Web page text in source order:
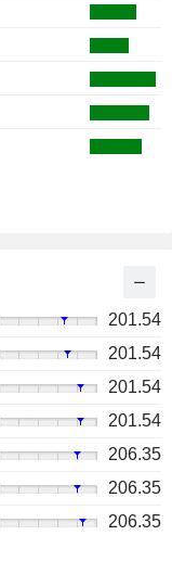
201.54
201.54
201.54
201.54
206.35
206.35
206.35